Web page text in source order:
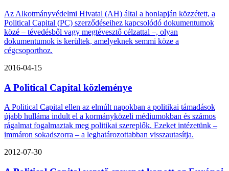
Az Alkotmányvédelmi Hivatal (AH) által a honlapján közzétett, a
Political Capital (PC) szerződéseihez kapcsolódó dokumentumok
közé – tévedésből vagy megtévesztő célzattal –, olyan
dokumentumok is kerültek, amelyeknek semmi köze a
cégcsoporthoz.
2016-04-15
A Political Capital közleménye
A Political Capital ellen az elmúlt napokban a politikai támadások
újabb hulláma indult el a kormányközeli médiumokban és számos
rágalmat fogalmaztak meg politikai szereplők. Ezeket intézetünk –
immáron sokadszorra – a leghatározottabban visszautasítja.
2012-07-30